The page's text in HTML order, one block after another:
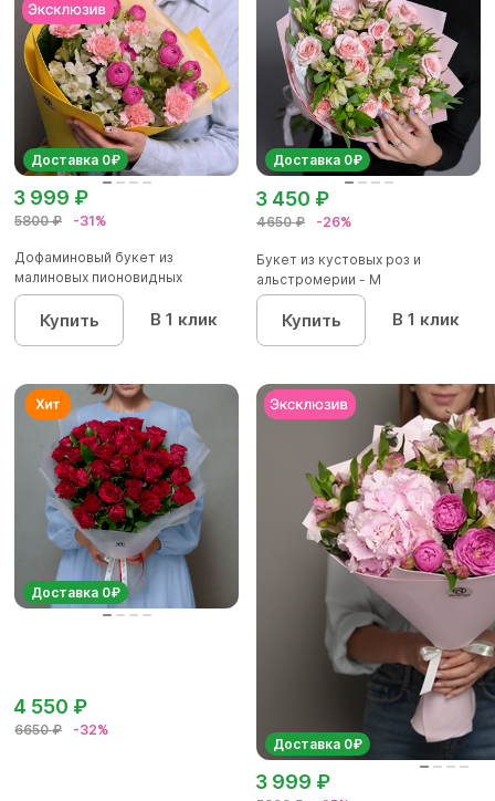
Доставка 0₽
5800 ₽ -31%
3 999 ₽
Дофаминовый букет из
малиновых пионовидных
кустовых роз...
Купить В 1 клик
Доставка 0₽
4650 ₽ -26%
3 450 ₽
Букет из кустовых роз и
альстромерии - М
Купить В 1 клик
Доставка 0₽
6650 ₽ -32%
4 550 ₽
Доставка 0₽
3 999 ₽